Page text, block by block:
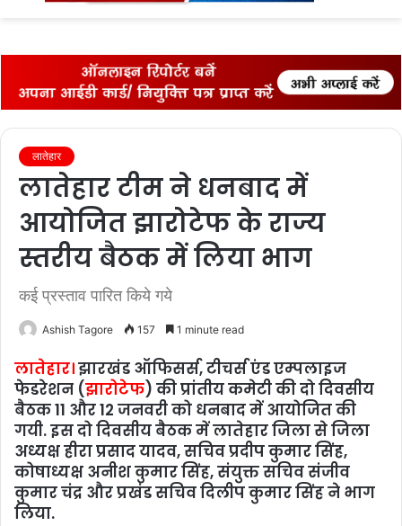
लातेहार
लातेहार टीम ने धनबाद में
आयोजित झारोटेफ के राज्य
स्तरीय बैठक में लिया भाग
कई प्रस्‍ताव पारित किये गये
Ashish Tagore 157 1 minute read
लातेहार।झारखंड ऑफिसर्स, टीचर्स एंड एम्पलाइज
फेडरेशन (झारोटेफ) की प्रांतीय कमेटी की दो दिवसीय
बैठक 11 और 12 जनवरी को धनबाद में आयोजित की
गयी. इस दो दिवसीय बैठक में लातेहार जिला से जिला
अध्यक्ष हीरा प्रसाद यादव, सचिव प्रदीप कुमार सिंह,
कोषाध्यक्ष अनीश कुमार सिंह, संयुक्त सचिव संजीव
कुमार चंद्र और प्रखंड सचिव दिलीप कुमार सिंह ने भाग
लिया.